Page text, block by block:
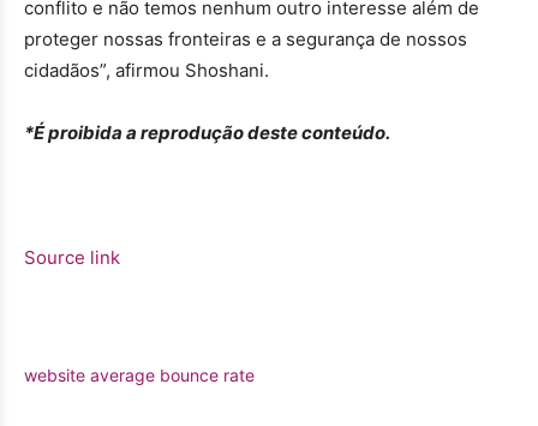
conflito e não temos nenhum outro interesse além de
proteger nossas fronteiras e a segurança de nossos
cidadãos”, afirmou Shoshani.
*É proibida a reprodução deste conteúdo.
Source link
website average bounce rate